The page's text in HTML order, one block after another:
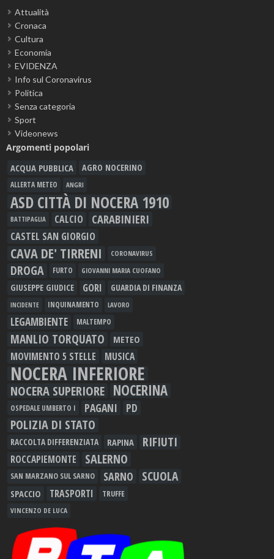
Attualità
Cronaca
Cultura
Economia
EVIDENZA
Info sul Coronavirus
Politica
Senza categoria
Sport
Videonews
Argomenti popolari
ACQUA PUBBLICA AGRO NOCERINO
ALLERTA METEO ANGRI
ASD CITTÀ DI NOCERA 1910
BATTIPAGLIA CALCIO CARABINIERI
CASTEL SAN GIORGIO
CAVA DE' TIRRENI CORONAVIRUS
DROGA FURTO GIOVANNI MARIA CUOFANO
GIUSEPPE GIUDICE GORI GUARDIA DI FINANZA
INCIDENTE INQUINAMENTO LAVORO
LEGAMBIENTE MALTEMPO
MANLIO TORQUATO METEO
MOVIMENTO 5 STELLE MUSICA
NOCERA INFERIORE
NOCERA SUPERIORE NOCERINA
OSPEDALE UMBERTO I PAGANI PD
POLIZIA DI STATO
RACCOLTA DIFFERENZIATA RAPINA RIFIUTI
ROCCAPIEMONTE SALERNO
SAN MARZANO SUL SARNO SARNO SCUOLA
SPACCIO TRASPORTI TRUFFE
VINCENZO DE LUCA